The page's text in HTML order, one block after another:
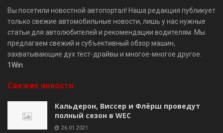
Вы посетили новостной автопортал! Наша редакция публикует
только свежие автомобильные новости, лишь у нас нужные
статьи для автолюбителей и рекомендации водителям. Мы
предлагаем свежий и субъективный обзор машин,
захватывающие дух тест-драйвы и многое-многое другое.
1Win
Свежие новости
Кальдерон, Виссер и Флёрш проведут
полный сезон в WEC
26.01.2021